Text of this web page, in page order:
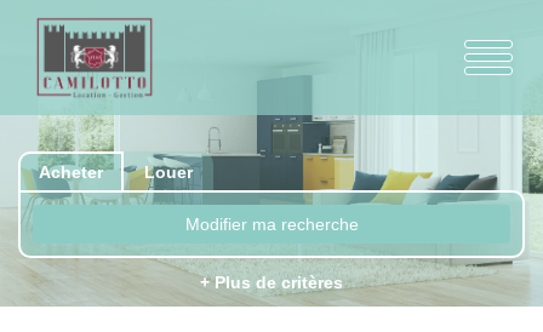
Acheter Louer
Modifier ma recherche
+ Plus de critères